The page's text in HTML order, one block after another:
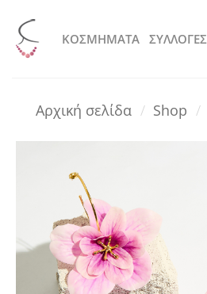
στο
περιεχόμενο
KOΣΜΗΜΑΤΑ ΣΥΛΛΟΓΕΣ
Αρχική σελίδα / Shop /